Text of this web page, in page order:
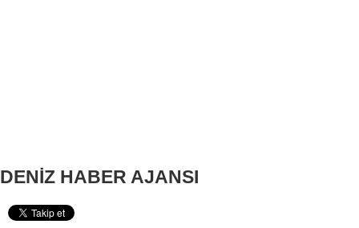
DENİZ HABER AJANSI